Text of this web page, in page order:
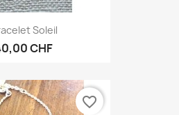
Soleil
CHF
favorite_border